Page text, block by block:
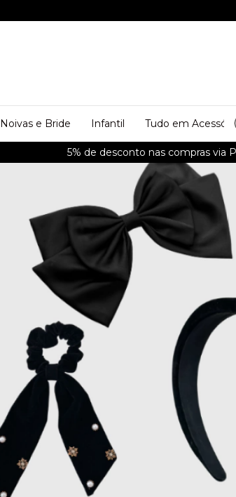
5% de desconto nas compras via
Noivas e Bride Infantil Tudo em